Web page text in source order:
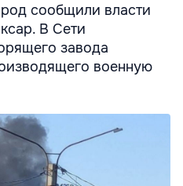
сообщили власти
В Сети
завода
военную